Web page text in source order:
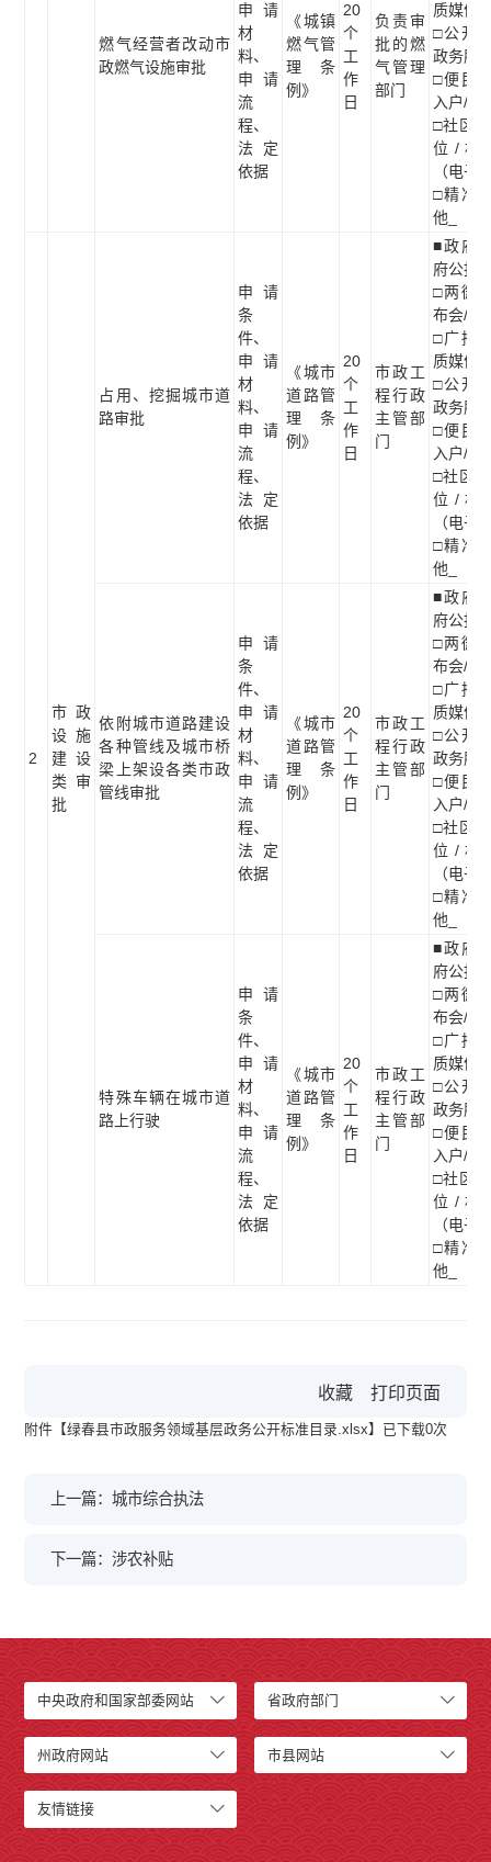
燃气经营者改动市
政燃气设施审批
申请
材
料、
申请
流
程、
法定
依据
《城镇
燃气管
理条
例》
20
个
工
作
日
负责审
批的燃
气管理
部门
质媒体
□公开
政务服
□便民
入户/现
□社区/
位/村
（电子
□精准
他_
2
市政
设施
建设
类审
批
占用、挖掘城市道
路审批
申请
条
件、
申请
材
料、
申请
流
程、
法定
依据
《城市
道路管
理条
例》
20
个
工
作
日
市政工
程行政
主管部
门
■政府
府公报
□两微
布会/听
□广播
质媒体
□公开
政务服
□便民
入户/现
□社区/
位/村
（电子
□精准
他_
依附城市道路建设
各种管线及城市桥
梁上架设各类市政
管线审批
申请
条
件、
申请
材
料、
申请
流
程、
法定
依据
《城市
道路管
理条
例》
20
个
工
作
日
市政工
程行政
主管部
门
■政府
府公报
□两微
布会/听
□广播
质媒体
□公开
政务服
□便民
入户/现
□社区/
位/村
（电子
□精准
他_
特殊车辆在城市道
路上行驶
申请
条
件、
申请
材
料、
申请
流
程、
法定
依据
《城市
道路管
理条
例》
20
个
工
作
日
市政工
程行政
主管部
门
■政府
府公报
□两微
布会/听
□广播
质媒体
□公开
政务服
□便民
入户/现
□社区/
位/村
（电子
□精准
他_
收藏 打印页面
附件【绿春县市政服务领域基层政务公开标准目录.xlsx】已下载0次
上一篇：城市综合执法
下一篇：涉农补贴
中央政府和国家部委网站 省政府部门
州政府网站 市县网站
友情链接